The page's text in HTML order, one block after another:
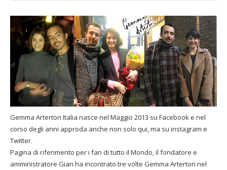
Gemma Arterton Italia nasce nel Maggio 2013 su Facebook e nel
corso degli anni approda anche non solo qui, ma su instagram e
Twitter.
Pagina di riferimento per i fan di tutto il Mondo, il fondatore e
amministratore Gian ha incontrato tre volte Gemma Arterton nel